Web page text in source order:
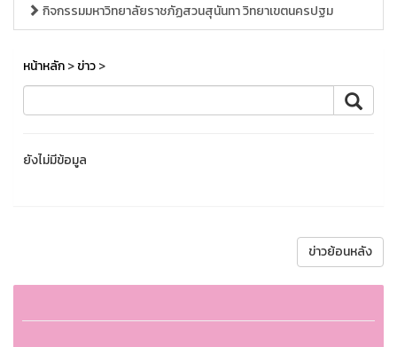
กิจกรรมมหาวิทยาลัยราชภัฏสวนสุนันทา วิทยาเขตนครปฐม
หน้าหลัก>ข่าว>
ยังไม่มีข้อมูล
ข่าวย้อนหลัง